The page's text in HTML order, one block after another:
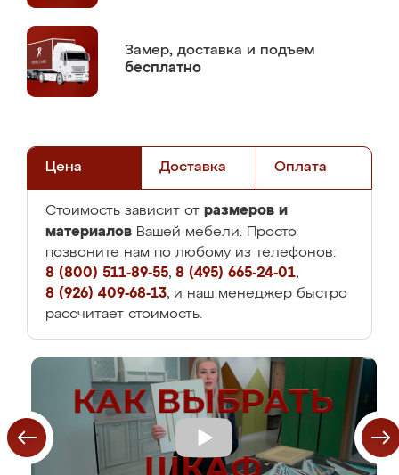
Замер, доставка и подъем
бесплатно
Цена Доставка Оплата
Стоимость зависит от размеров и
материалов Вашей мебели. Просто
позвоните нам по любому из телефонов:
8 (800) 511-89-55, 8 (495) 665-24-01,
8 (926) 409-68-13, и наш менеджер быстро
рассчитает стоимость.